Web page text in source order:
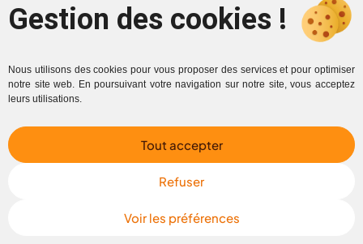
Gestion des cookies !
Nous utilisons des cookies pour vous proposer des services et pour optimiser
notre site web. En poursuivant votre navigation sur notre site, vous acceptez
leurs utilisations.
Tout accepter
Refuser
Voir les préférences
3.Contrôle médical :
possibilité de faire procéder aux visites médicales et
contrôles qu’ils jugeraient utiles pour se prononcer
sur l’ouverture ou la poursuite du service des
contrevisite, sauf si le médecin du travail lui délivre
un avis d’inaptitude. En cas d’impossibilité
perdra le bénéfice des prestations correspondantes